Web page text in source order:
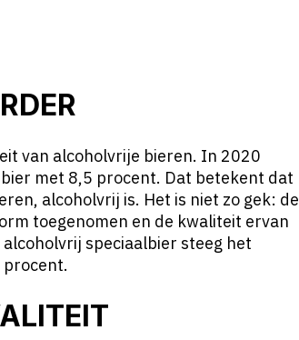
van alcoholvrije bieren. In 2020
met 8,5 procent. Dat betekent dat
alcoholvrij is. Het is niet zo gek: de
toegenomen en de kwaliteit ervan
speciaalbier steeg het